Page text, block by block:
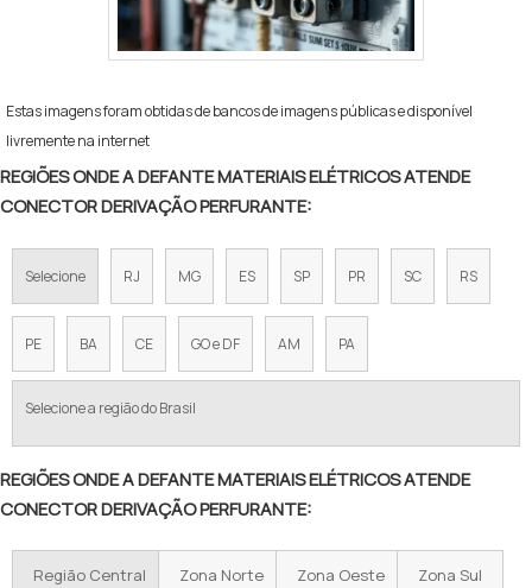
Estas imagens foram obtidas de bancos de imagens públicas e disponível
livremente na internet
REGIÕES ONDE A DEFANTE MATERIAIS ELÉTRICOS ATENDE
CONECTOR DERIVAÇÃO PERFURANTE:
Selecione RJ MG ES SP PR SC RS
PE BA CE GO e DF AM PA
Selecione a região do Brasil
REGIÕES ONDE A DEFANTE MATERIAIS ELÉTRICOS ATENDE
CONECTOR DERIVAÇÃO PERFURANTE:
Região Central Zona Norte Zona Oeste Zona Sul